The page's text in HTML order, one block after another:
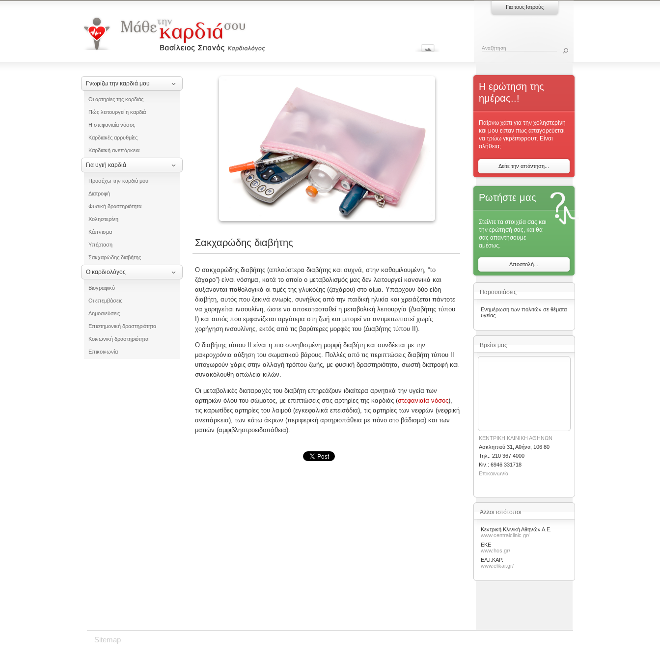
Για τους Ιατρούς
Γνωρίζω την καρδιά μου
Οι αρτηρίες της καρδιάς
Πώς λειτουργεί η καρδιά
Η στεφανιαία νόσος
Καρδιακές αρρυθμίες
Καρδιακή ανεπάρκεια
Για υγιή καρδιά
Προσέχω την καρδιά μου
Διατροφή
Φυσική δραστηριότητα
Χοληστερίνη
Κάπνισμα
Υπέρταση
Σακχαρώδης διαβήτης
Ο καρδιολόγος
Βιογραφικό
Οι επεμβάσεις
Δημοσιεύσεις
Επιστημονική δραστηριότητα
Κοινωνική δραστηριότητα
Επικοινωνία
Σακχαρώδης διαβήτης
Ο σακχαρώδης διαβήτης (απλούστερα διαβήτης και συχνά, στην καθομιλουμένη, “το
ζάχαρο”) είναι νόσημα, κατά το οποίο ο μεταβολισμός μας δεν λειτουργεί κανονικά και
αυξάνονται παθολογικά οι τιμές της γλυκόζης (ζαχάρου) στο αίμα. Υπάρχουν δύο είδη
διαβήτη, αυτός που ξεκινά ενωρίς, συνήθως από την παιδική ηλικία και χρειάζεται πάντοτε
να χορηγείται ινσουλίνη, ώστε να αποκατασταθεί η μεταβολική λειτουργία (Διαβήτης τύπου
Ι) και αυτός που εμφανίζεται αργότερα στη ζωή και μπορεί να αντιμετωπιστεί χωρίς
χορήγηση ινσουλίνης, εκτός από τις βαρύτερες μορφές του (Διαβήτης τύπου ΙΙ).
Ο διαβήτης τύπου ΙΙ είναι η πιο συνηθισμένη μορφή διαβήτη και συνδέεται με την
μακροχρόνια αύξηση του σωματικού βάρους. Πολλές από τις περιπτώσεις διαβήτη τύπου ΙΙ
υποχωρούν χάρις στην αλλαγή τρόπου ζωής, με φυσική δραστηριότητα, σωστή διατροφή και
συνακόλουθη απώλεια κιλών.
Οι μεταβολικές διαταραχές του διαβήτη επηρεάζουν ιδιαίτερα αρνητικά την υγεία των
αρτηριών όλου του σώματος, με επιπτώσεις στις αρτηρίες της καρδιάς (στεφανιαία νόσος),
τις καρωτίδες αρτηρίες του λαιμού (εγκεφαλικά επεισόδια), τις αρτηρίες των νεφρών (νεφρική
ανεπάρκεια), των κάτω άκρων (περιφερική αρτηριοπάθεια με πόνο στο βάδισμα) και των
ματιών (αμφιβληστροειδοπάθεια).
Η ερώτηση της
ημέρας..!
Παίρνω χάπι για την χοληστερίνη
και μου είπαν πως απαγορεύεται
να τρώω γκρέιπφρουτ. Είναι
αλήθεια;
Δείτε την απάντηση...
Ρωτήστε μας
Στείλτε τα στοιχεία σας και
την ερώτησή σας, και θα
σας απαντήσoυμε
αμέσως.
Αποστολή...
Παρουσιάσεις
Ενημέρωση των πολιτών σε θέματα
υγείας
Βρείτε μας
ΚΕΝΤΡΙΚΗ ΚΛΙΝΙΚΗ ΑΘΗΝΩΝ
Ασκληπιού 31, Αθήνα, 106 80
Τηλ.: 210 367 4000
Kιν.: 6946 331718
Επικοινωνία
Άλλοι ιστότοποι
Κεντρική Κλινική Αθηνών Α.Ε.
www.centralclinic.gr/
ΕΚΕ
www.hcs.gr/
ΕΛ.Ι.ΚΑΡ.
www.elikar.gr/
Sitemap